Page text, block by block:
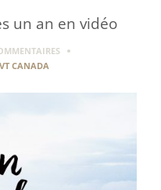
un an en vidéo
CANADA